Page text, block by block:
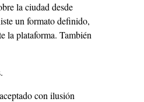
la ciudad desde
un formato definido,
la plataforma. También
con ilusión